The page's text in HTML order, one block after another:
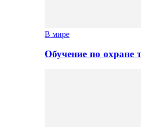
В мире
Обучение по охране